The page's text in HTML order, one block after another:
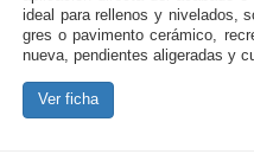
ideal para rellenos y nivelados,
gres o pavimento cerámico,
nueva, pendientes aligeradas y
Ver ficha